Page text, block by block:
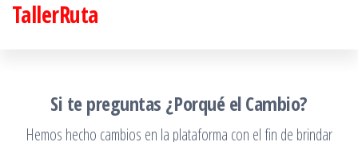
SaltarTallerRuta
Si te preguntas ¿Porqué el Cambio?
Hemos hecho cambios en la plataforma con el fin de brindar